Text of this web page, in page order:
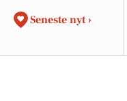
Seneste nyt ›